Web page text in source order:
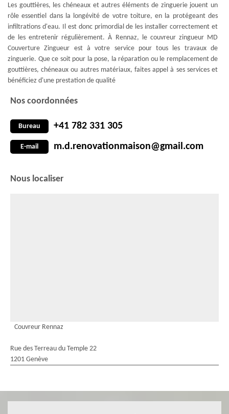
Les gouttières, les chéneaux et autres éléments de zinguerie jouent un
rôle essentiel dans la longévité de votre toiture, en la protégeant des
infiltrations d'eau. Il est donc primordial de les installer correctement et
de les entretenir régulièrement. À Rennaz, le couvreur zingueur MD
Couverture Zingueur est à votre service pour tous les travaux de
zinguerie. Que ce soit pour la pose, la réparation ou le remplacement de
gouttières, chéneaux ou autres matériaux, faites appel à ses services et
bénéficiez d'une prestation de qualité
Nos coordonnées
Bureau +41 782 331 305
E-mail m.d.renovationmaison@gmail.com
Nous localiser
Couvreur Rennaz
Rue des Terreau du Temple 22
1201 Genève